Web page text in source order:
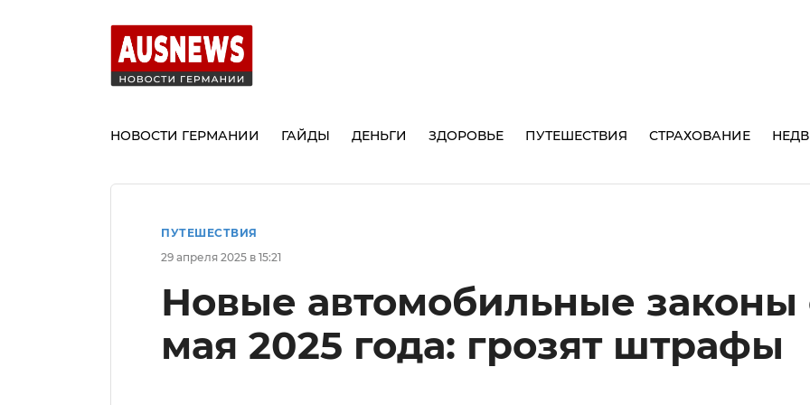
НОВОСТИ ГЕРМАНИИ ГАЙДЫ ДЕНЬГИ ЗДОРОВЬЕ ПУТЕШЕСТВИЯ СТРАХОВАНИЕ
ПУТЕШЕСТВИЯ
29 апреля 2025 в 15:21
Новые автомобильные законы
мая 2025 года: грозят штрафы